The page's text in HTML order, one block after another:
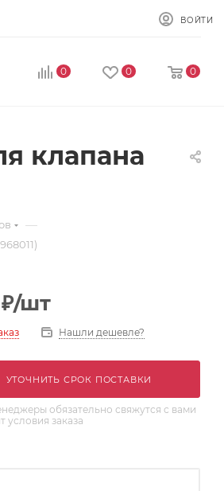
ВОЙТИ
0 0 0
клапана
—
₽/шт
Нашли дешевле?
УТОЧНИТЬ СРОК ПОСТАВКИ
обязательно свяжутся с вами
условия заказа